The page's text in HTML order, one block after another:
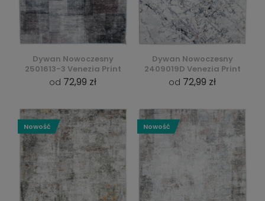
Dywan Nowoczesny
2501613-3 Venezia Print
od 72,99 zł
Dywan Nowoczesny
2409019D Venezia Print
od 72,99 zł
Nowość Nowość